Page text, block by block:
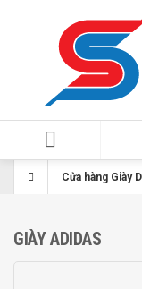
Cửa hàng Giày
GIÀY ADIDAS